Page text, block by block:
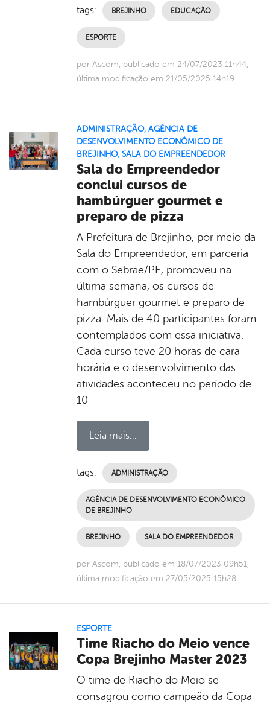
tags: BREJINHO EDUCAÇÃO
ESPORTE
por Ascom, publicado em 24/07/2023 11h44,
última modificação em 21/05/2025 14h19
ADMINISTRAÇÃO, AGÊNCIA DE
DESENVOLVIMENTO ECONÔMICO DE
BREJINHO, SALA DO EMPREENDEDOR
Sala do Empreendedor
conclui cursos de
hambúrguer gourmet e
preparo de pizza
A Prefeitura de Brejinho, por meio da
Sala do Empreendedor, em parceria
com o Sebrae/PE, promoveu na
última semana, os cursos de
hambúrguer gourmet e preparo de
pizza. Mais de 40 participantes foram
contemplados com essa iniciativa.
Cada curso teve 20 horas de cara
horária e o desenvolvimento das
atividades aconteceu no período de
10
Leia mais...
tags: ADMINISTRAÇÃO
AGÊNCIA DE DESENVOLVIMENTO ECONÔMICO
DE BREJINHO
BREJINHO SALA DO EMPREENDEDOR
por Ascom, publicado em 18/07/2023 09h51,
última modificação em 27/05/2025 15h28
ESPORTE
Time Riacho do Meio vence
Copa Brejinho Master 2023
O time de Riacho do Meio se
consagrou como campeão da Copa